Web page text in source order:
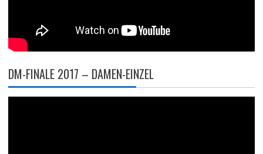
DM-FINALE 2017 – DAMEN-EINZEL